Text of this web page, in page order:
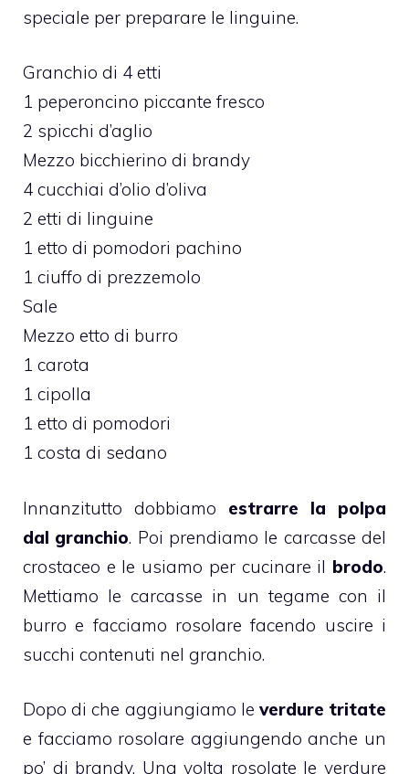
speciale per preparare le linguine.
Granchio di 4 etti
1 peperoncino piccante fresco
2 spicchi d’aglio
Mezzo bicchierino di brandy
4 cucchiai d’olio d’oliva
2 etti di linguine
1 etto di pomodori pachino
1 ciuffo di prezzemolo
Sale
Mezzo etto di burro
1 carota
1 cipolla
1 etto di pomodori
1 costa di sedano
Innanzitutto dobbiamo estrarre la polpa
dal granchio. Poi prendiamo le carcasse del
crostaceo e le usiamo per cucinare il brodo.
Mettiamo le carcasse in un tegame con il
burro e facciamo rosolare facendo uscire i
succhi contenuti nel granchio.
Dopo di che aggiungiamo le verdure tritate
e facciamo rosolare aggiungendo anche un
po’ di brandy. Una volta rosolate le verdure